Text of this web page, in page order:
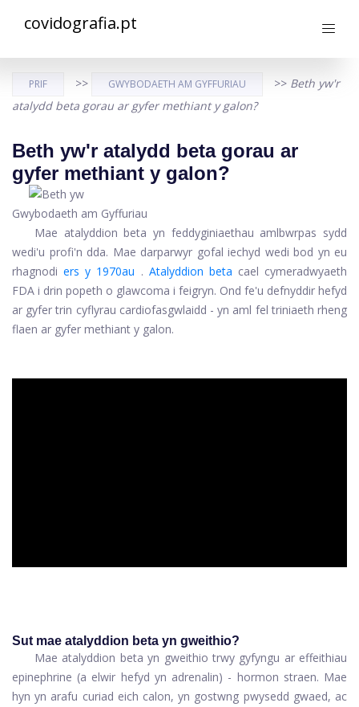
covidografia.pt
PRIF >> GWYBODAETH AM GYFFURIAU >> Beth yw'r
atalydd beta gorau ar gyfer methiant y galon?
Beth yw'r atalydd beta gorau ar
gyfer methiant y galon?
Gwybodaeth am Gyffuriau
Mae atalyddion beta yn feddyginiaethau amlbwrpas sydd
wedi'u profi'n dda. Mae darparwyr gofal iechyd wedi bod yn eu
rhagnodi ers y 1970au . Atalyddion beta cael cymeradwyaeth
FDA i drin popeth o glawcoma i feigryn. Ond fe'u defnyddir hefyd
ar gyfer trin cyflyrau cardiofasgwlaidd - yn aml fel triniaeth rheng
flaen ar gyfer methiant y galon.
Sut mae atalyddion beta yn gweithio?
Mae atalyddion beta yn gweithio trwy gyfyngu ar effeithiau
epinephrine (a elwir hefyd yn adrenalin) - hormon straen. Mae
hyn yn arafu curiad eich calon, yn gostwng pwysedd gwaed, ac